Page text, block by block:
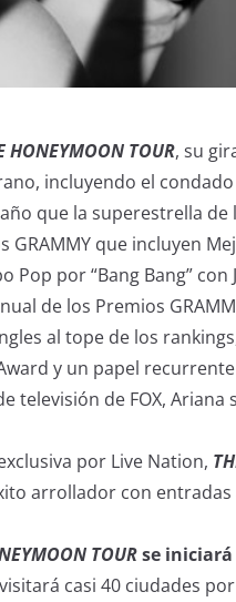
HONEYMOON TOUR, su
incluyendo el
que la superestrella de
que incluyen
Pop por “Bang Bang”
de los Premios
al tope de los
y un papel
televisión de FOX,
por Live Nation,
arrollador con
TOURse iniciará
casi 40 ciudades